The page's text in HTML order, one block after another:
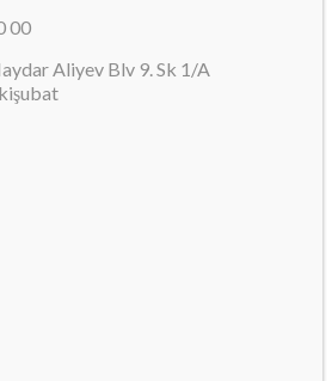
00
Aliyev Blv 9. Sk 1/A